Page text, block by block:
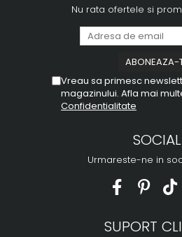
Nu rata ofertele si
Vreau sa primesc
magazinului. Afla mai
Confidentialitate
SOCIAL
Urmareste-ne in
SUPORT